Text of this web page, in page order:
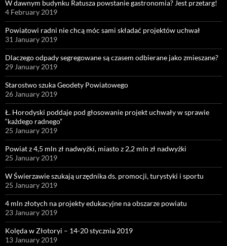
W dawnym budynku Ratusza powstanie gastronomia? Jest przetarg!
4 February 2019
Powiatowi radni nie chcą móc sami składać projektów uchwał
31 January 2019
Dlaczego odpady segregowane są czasem odbierane jako zmieszane?
29 January 2019
Starostwo szuka Geodety Powiatowego
26 January 2019
Ł. Horodyski poddaje pod głosowanie projekt uchwały w sprawie
“każdego radnego”
25 January 2019
Powiat z 4,5 mln zł nadwyżki, miasto z 2,2 mln zł nadwyżki
25 January 2019
W Świerzawie szukają urzędnika ds. promocji, turystyki i sportu
25 January 2019
4 mln złotych na projekty edukacyjne na obszarze powiatu
23 January 2019
Kolęda w Złotoryi – 14-20 stycznia 2019
13 January 2019